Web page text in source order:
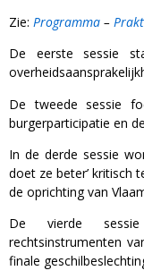
Zie: Programma –
De eerste sessie
De tweede sessie
burgerparticipatie en
In de derde sessie
doet ze beter’ kritisch
de oprichting van
De vierde
rechtsinstrumenten
finale